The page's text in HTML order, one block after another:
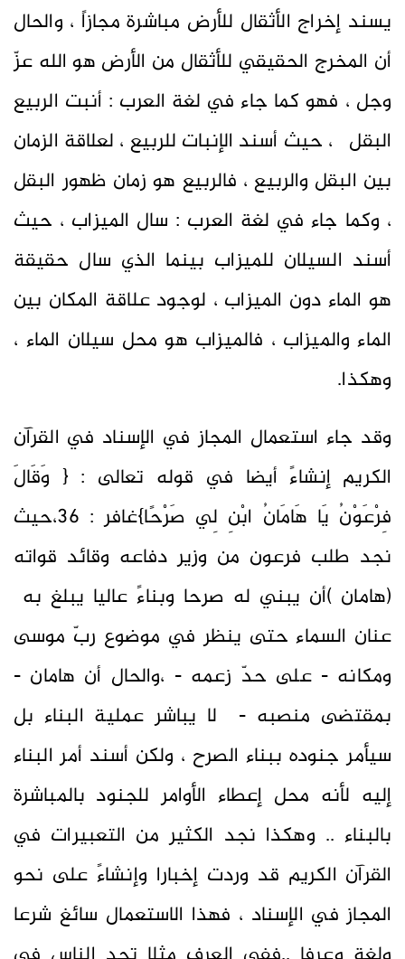
يسند إخراج الأثقال للأرض مباشرة مجازاً ، والحال
أن المخرج الحقيقي للأثقال من الأرض هو الله عزّ
وجل ، فهو كما جاء في لغة العرب : أنبت الربيع
البقل ، حيث أسند الإنبات للربيع ، لعلاقة الزمان
بين البقل والربيع ، فالربيع هو زمان ظهور البقل
، وكما جاء في لغة العرب : سال الميزاب ، حيث
أسند السيلان للميزاب بينما الذي سال حقيقة
هو الماء دون الميزاب ، لوجود علاقة المكان بين
الماء والميزاب ، فالميزاب هو محل سيلان الماء ،
وهكذا.
وقد جاء استعمال المجاز في الإسناد في القرآن
الكريم إنشاءً أيضا في قوله تعالى : { وَقَالَ
فِرْعَوْنُ يَا هَامَانُ ابْنِ لِي صَرْحًا}غافر : 36،حيث
نجد طلب فرعون من وزير دفاعه وقائد قواته
(هامان )أن يبني له صرحا وبناءً عاليا يبلغ به
عنان السماء حتى ينظر في موضوع ربّ موسى
ومكانه - على حدّ زعمه - ،والحال أن هامان -
بمقتضى منصبه - لا يباشر عملية البناء بل
سيأمر جنوده ببناء الصرح ، ولكن أسند أمر البناء
إليه لأنه محل إعطاء الأوامر للجنود بالمباشرة
بالبناء .. وهكذا نجد الكثير من التعبيرات في
القرآن الكريم قد وردت إخبارا وإنشاءً على نحو
المجاز في الإسناد ، فهذا الاستعمال سائغ شرعا